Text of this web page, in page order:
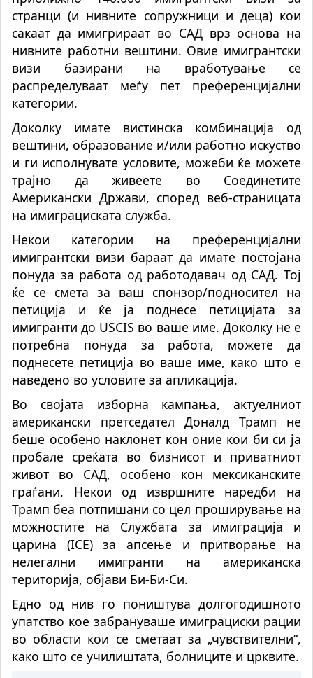
странци (и нивните сопружници и деца) кои
сакаат да имигрираат во САД врз основа на
нивните работни вештини. Овие имигрантски
визи базирани на вработување се
распределуваат меѓу пет преференцијални
категории.
Доколку имате вистинска комбинација од
вештини, образование и/или работно искуство
и ги исполнувате условите, можеби ќе можете
трајно да живеете во Соединетите
Американски Држави, според веб-страницата
на имиграциската служба.
Некои категории на преференцијални
имигрантски визи бараат да имате постојана
понуда за работа од работодавач од САД. Тој
ќе се смета за ваш спонзор/подносител на
петиција и ќе ја поднесе петицијата за
имигранти до USCIS во ваше име. Доколку не е
потребна понуда за работа, можете да
поднесете петиција во ваше име, како што е
наведено во условите за апликација.
Во својата изборна кампања, актуелниот
американски претседател Доналд Трамп не
беше особено наклонет кон оние кои би си ја
пробале среќата во бизнисот и приватниот
живот во САД, особено кон мексиканските
граѓани. Некои од извршните наредби на
Трамп беа потпишани со цел проширување на
можностите на Службата за имиграција и
царина (ICE) за апсење и притворање на
нелегални имигранти на американска
територија, објави Би-Би-Си.
Едно од нив го поништува долгогодишното
упатство кое забрануваше имиграциски рации
во области кои се сметаат за „чувствителни“,
како што се училиштата, болниците и црквите.